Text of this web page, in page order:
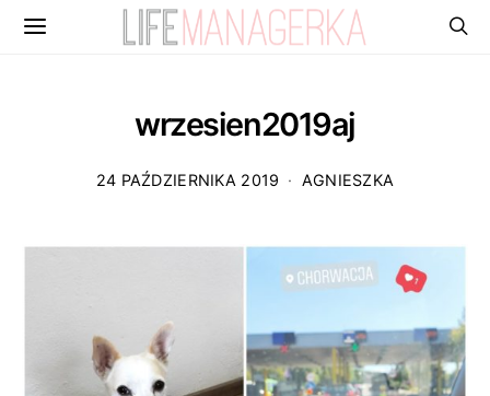
wrzesien2019aj
24 PAŹDZIERNIKA 2019 AGNIESZKA